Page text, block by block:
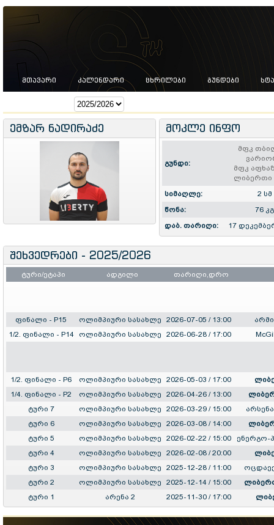
ᲛᲗᲐᲕᲐᲠᲘ ᲙᲐᲚᲔᲜᲓᲐᲠᲘ ᲪᲮᲠᲘᲚᲔᲑᲘ ᲒᲣᲜᲓᲔᲑᲘ
ემზარ ნადირაძე მოკლე ინფო
გუნდი:
მფკ
მფკ
ლიბერთი
სიმაღლე:
2 სმ
წონა:
76 კგ
დაბ. თარიღი:
17
შეხვედრები - 2025/2026
ტური/ეტაპი ადგილი თარიღი,დრო
ფინალი - P15 ოლიმპიური სასახლე 2026-07-05 / 13:00
1/2. ფინალი - P14
ოლიმპიური სასახლე 2026-06-28 / 17:00
1/2. ფინალი - P6 ოლიმპიური სასახლე 2026-05-03 / 17:00
1/4. ფინალი - P2
ოლიმპიური სასახლე 2026-04-26 / 13:00
ტური 7
ოლიმპიური სასახლე 2026-03-29 / 15:00
ტური 6
ოლიმპიური სასახლე 2026-03-08 / 14:00
ტური 5
ოლიმპიური სასახლე 2026-02-22 / 15:00
ენერგო-
ტური 4
ოლიმპიური სასახლე 2026-02-08 / 20:00
ტური 3
ოლიმპიური სასახლე 2025-12-28 / 11:00
ტური 2
ოლიმპიური სასახლე 2025-12-14 / 15:00
ტური 1
არენა 2 2025-11-30 / 17:00